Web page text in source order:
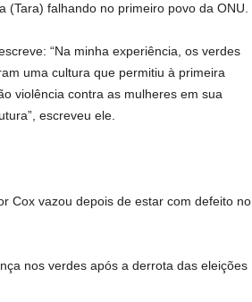
(Tara) falhando no primeiro povo da ONU.
“Na minha experiência, os verdes
uma cultura que permitiu à primeira
violência contra as mulheres em sua
escreveu ele.
Cox vazou depois de estar com defeito no
nos verdes após a derrota das eleições